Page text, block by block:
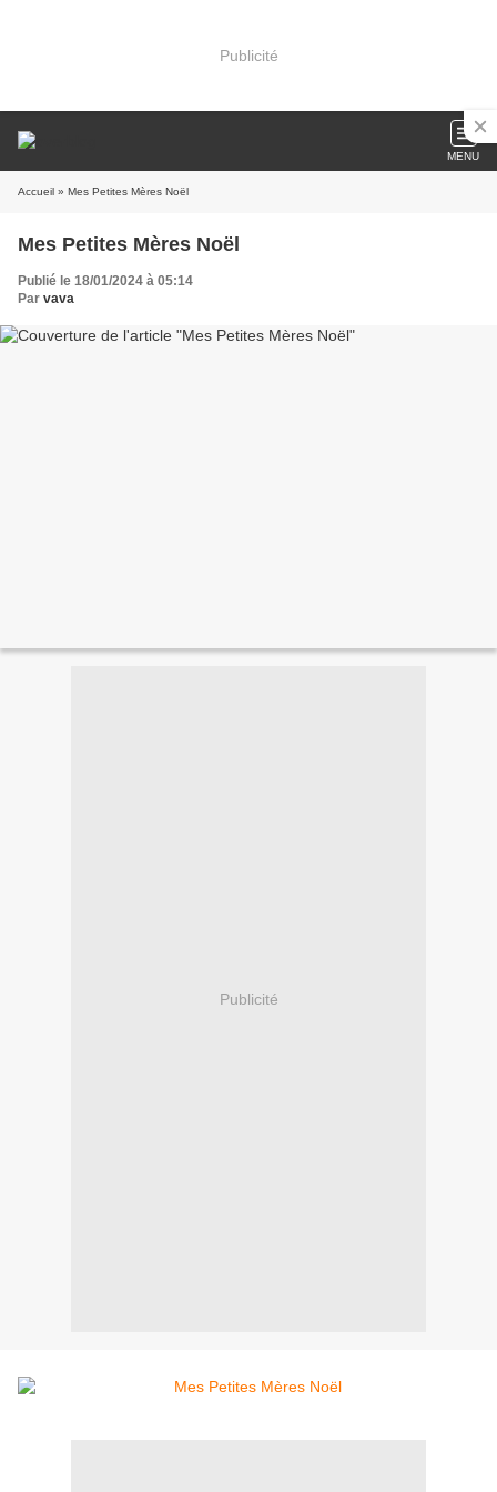
Publicité
MENU
Accueil » Mes Petites Mères Noël
Mes Petites Mères Noël
Publié le 18/01/2024 à 05:14
Par vava
Publicité